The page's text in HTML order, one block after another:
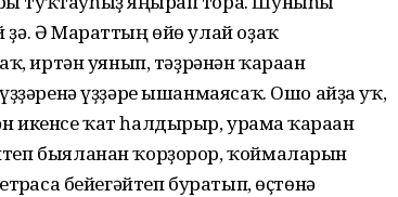
Ә Мараттың өйө улай оҙаҡ
иртән уянып, тәҙрәнән ҡараған
үҙҙәре ышанмаясаҡ. Ошо айҙа уҡ,
ҡат һалдырыр, урамға ҡараған
быяланан ҡорҙорор, ҡоймаларын
бейегәйтеп буратып, өҫтөнә